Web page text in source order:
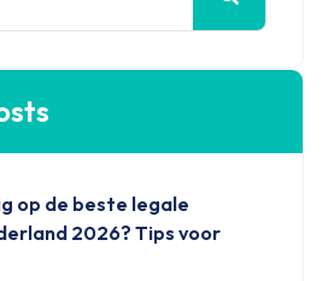
op de beste legale
2026? Tips voor